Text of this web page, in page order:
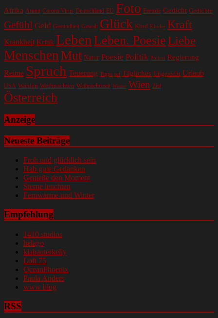
Afrika Armut Corona Virus Deutschland EU Foto Freude Gedicht Gedichte
Gefühl Geld Gesundheit Gewalt Glück Kind Kinder Kraft
Krankheit Kritik Leben Leben. Poesie Liebe
Menschen Mut Natur Poesie Politik Polizei Regierung
Reime Spruch Teuerung Tipps tot Tägliches Ungerecht Urlaub
USA Wahlen Weihnachten Weihnachtszeit Wetter Wien Zeit
Österreich
Anzeige
Neueste Beiträge
Froh und glücklich sein
Hab gute Gedanken
Genieße den Moment
Sterne leuchten
Fernwärme und Winter
Empfehlung
1410 studios
helago
klabauterkelly
Loft 75
OceanPhoenix
Paula Anders
www blog
RSS